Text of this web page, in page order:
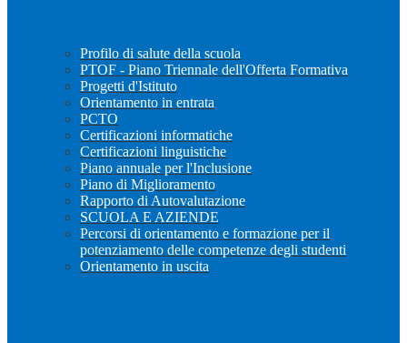
Profilo di salute della scuola
PTOF - Piano Triennale dell'Offerta Formativa
Progetti d'Istituto
Orientamento in entrata
PCTO
Certificazioni informatiche
Certificazioni linguistiche
Piano annuale per l'Inclusione
Piano di Miglioramento
Rapporto di Autovalutazione
SCUOLA E AZIENDE
Percorsi di orientamento e formazione per il
potenziamento delle competenze degli studenti
Orientamento in uscita